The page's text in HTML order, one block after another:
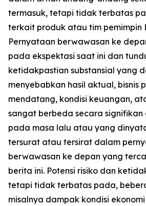
termasuk, tetapi tidak terbatas
terkait produk atau tim pemimpin
Pernyataan berwawasan ke
pada ekspektasi saat ini dan
ketidakpastian substansial yang
menyebabkan hasil aktual, bisnis
mendatang, kondisi keuangan,
sangat berbeda secara signifikan
pada masa lalu atau yang
tersurat atau tersirat dalam
berwawasan ke depan yang
berita ini. Potensi risiko dan
tetapi tidak terbatas pada,
misalnya dampak kondisi